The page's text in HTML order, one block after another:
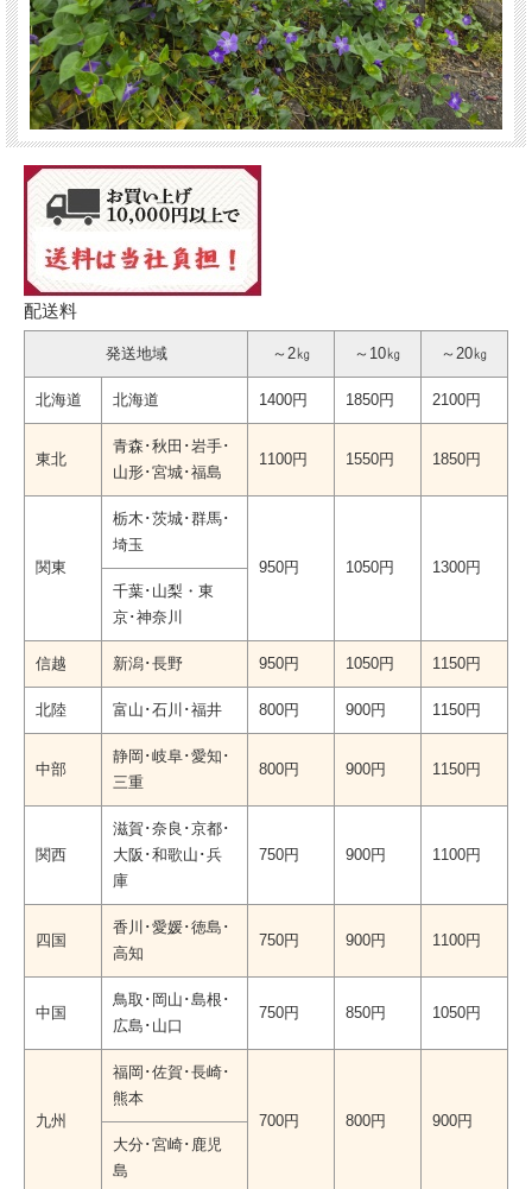
配送料
発送地域 ～2㎏ ～10㎏ ～20㎏
北海道 北海道 1400円 1850円 2100円
東北
青森･秋田･岩手･
山形･宮城･福島
1100円 1550円 1850円
関東
栃木･茨城･群馬･
埼玉
950円
1050円
1300円
千葉･山梨・東
京･神奈川
信越 新潟･長野 950円 1050円 1150円
北陸 富山･石川･福井 800円 900円 1150円
中部
静岡･岐阜･愛知･
三重
800円 900円 1150円
関西
滋賀･奈良･京都･
大阪･和歌山･兵
庫
750円 900円 1100円
四国
香川･愛媛･徳島･
高知
750円 900円 1100円
中国
鳥取･岡山･島根･
広島･山口
750円 850円 1050円
九州
福岡･佐賀･長崎･
熊本
700円
800円
900円
大分･宮崎･鹿児
島